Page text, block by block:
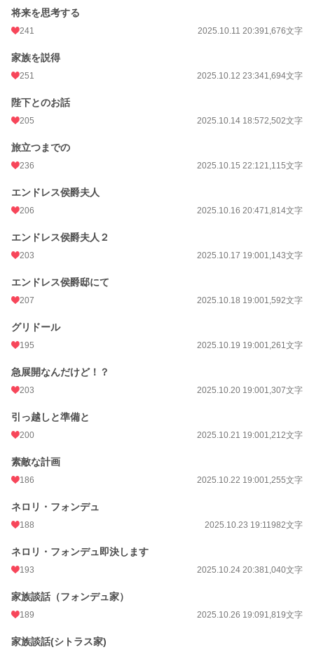
週間ポイント 3,035 pt (3,297 位)
月間ポイント
年間ポイント
将来を思考する
241 2025.10.11 20:391,676文字
家族を説得
251 2025.10.12 23:341,694文字
陛下とのお話
205 2025.10.14 18:572,502文字
旅立つまでの
236 2025.10.15 22:121,115文字
エンドレス侯爵夫人
206 2025.10.16 20:471,814文字
エンドレス侯爵夫人２
203 2025.10.17 19:001,143文字
エンドレス侯爵邸にて
207 2025.10.18 19:001,592文字
グリドール
195 2025.10.19 19:001,261文字
急展開なんだけど！？
203 2025.10.20 19:001,307文字
引っ越しと準備と
200 2025.10.21 19:001,212文字
素敵な計画
186 2025.10.22 19:001,255文字
ネロリ・フォンデュ
188 2025.10.23 19:11982文字
ネロリ・フォンデュ即決します
193 2025.10.24 20:381,040文字
家族談話（フォンデュ家）
189 2025.10.26 19:091,819文字
家族談話(シトラス家)